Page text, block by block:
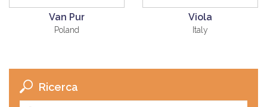
Van Pur
Poland
Viola
Italy
Ricerca